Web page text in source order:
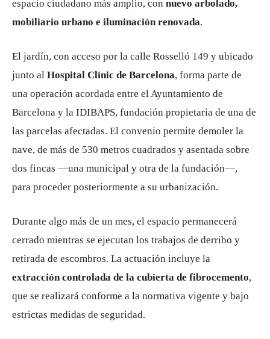
espacio ciudadano más amplio, con nuevo arbolado,
mobiliario urbano e iluminación renovada.
El jardín, con acceso por la calle Rosselló 149 y ubicado
junto al Hospital Clínic de Barcelona, forma parte de
una operación acordada entre el Ayuntamiento de
Barcelona y la IDIBAPS, fundación propietaria de una de
las parcelas afectadas. El convenio permite demoler la
nave, de más de 530 metros cuadrados y asentada sobre
dos fincas —una municipal y otra de la fundación—,
para proceder posteriormente a su urbanización.
Durante algo más de un mes, el espacio permanecerá
cerrado mientras se ejecutan los trabajos de derribo y
retirada de escombros. La actuación incluye la
extracción controlada de la cubierta de fibrocemento,
que se realizará conforme a la normativa vigente y bajo
estrictas medidas de seguridad.